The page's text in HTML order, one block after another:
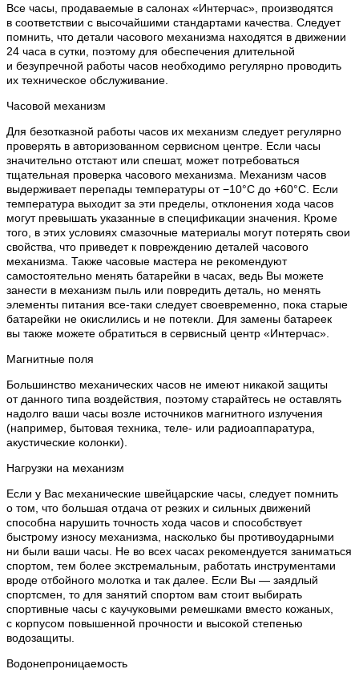
Все часы, продаваемые в салонах «Интерчас», производятся
в соответствии с высочайшими стандартами качества. Следует
помнить, что детали часового механизма находятся в движении
24 часа в сутки, поэтому для обеспечения длительной
и безупречной работы часов необходимо регулярно проводить
их техническое обслуживание.
Часовой механизм
Для безотказной работы часов их механизм следует регулярно
проверять в авторизованном сервисном центре. Если часы
значительно отстают или спешат, может потребоваться
тщательная проверка часового механизма. Механизм часов
выдерживает перепады температуры от −10°C до +60°C. Если
температура выходит за эти пределы, отклонения хода часов
могут превышать указанные в спецификации значения. Кроме
того, в этих условиях смазочные материалы могут потерять свои
свойства, что приведет к повреждению деталей часового
механизма. Также часовые мастера не рекомендуют
самостоятельно менять батарейки в часах, ведь Вы можете
занести в механизм пыль или повредить деталь, но менять
элементы питания все-таки следует своевременно, пока старые
батарейки не окислились и не потекли. Для замены батареек
вы также можете обратиться в сервисный центр «Интерчас».
Магнитные поля
Большинство механических часов не имеют никакой защиты
от данного типа воздействия, поэтому старайтесь не оставлять
надолго ваши часы возле источников магнитного излучения
(например, бытовая техника, теле- или радиоаппаратура,
акустические колонки).
Нагрузки на механизм
Если у Вас механические швейцарские часы, следует помнить
о том, что большая отдача от резких и сильных движений
способна нарушить точность хода часов и способствует
быстрому износу механизма, насколько бы противоударными
ни были ваши часы. Не во всех часах рекомендуется заниматься
спортом, тем более экстремальным, работать инструментами
вроде отбойного молотка и так далее. Если Вы — заядлый
спортсмен, то для занятий спортом вам стоит выбирать
спортивные часы с каучуковыми ремешками вместо кожаных,
с корпусом повышенной прочности и высокой степенью
водозащиты.
Водонепроницаемость